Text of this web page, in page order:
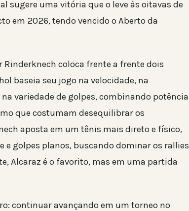
sugere uma vitória que o leve às oitavas de
em 2026, tendo vencido o Aberto da
Rinderknech coloca frente a frente dois
baseia seu jogo na velocidade, na
variedade de golpes, combinando potência
que costumam desequilibrar os
aposta em um tênis mais direto e físico,
golpes planos, buscando dominar os rallies
Alcaraz é o favorito, mas em uma partida
continuar avançando em um torneo no